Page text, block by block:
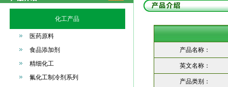
化工产品
医药原料
食品添加剂
精细化工
氟化工制冷剂系列
产品名称：
英文名称：
产品类别：